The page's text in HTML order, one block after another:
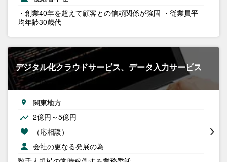
・創業40年を超えて顧客との信頼関係が強固 ・従業員平
均年齢30歳代
デジタル化クラウドサービス、データ入力サービス
関東地方
2億円～5億円
（応相談）
会社の更なる発展の為